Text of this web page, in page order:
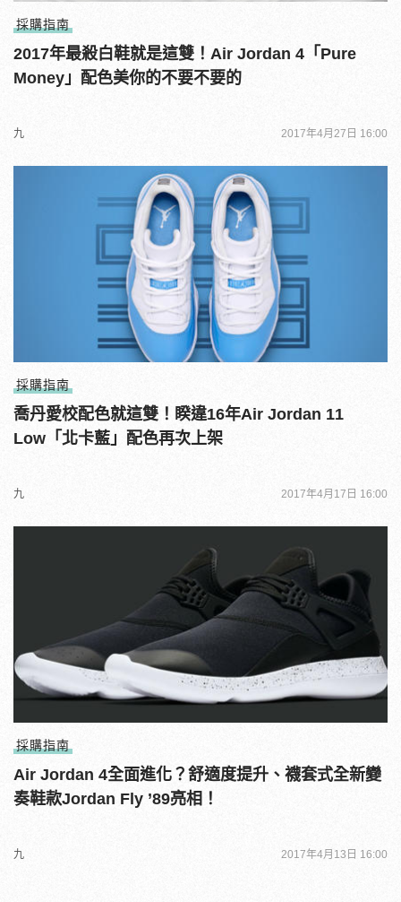
採購指南
2017年最殺白鞋就是這雙！Air Jordan 4「Pure
Money」配色美你的不要不要的
九 2017年4月27日 16:00
採購指南
喬丹愛校配色就這雙！睽違16年Air Jordan 11
Low「北卡藍」配色再次上架
九 2017年4月17日 16:00
採購指南
Air Jordan 4全面進化？舒適度提升、襪套式全新變
奏鞋款Jordan Fly ’89亮相！
九 2017年4月13日 16:00